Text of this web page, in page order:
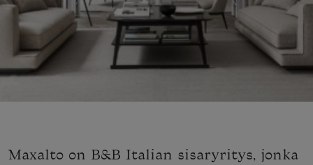
Maxalto on B&B Italian sisaryritys, jonka